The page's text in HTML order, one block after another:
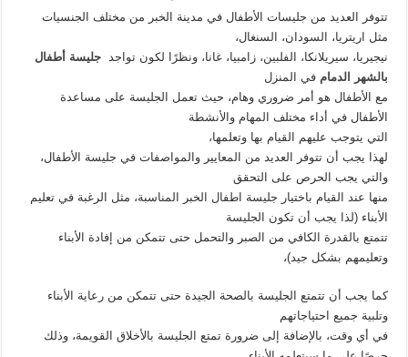
تتوفر العديد من جليسات الأطفال في مدينة الخبر من مختلف الجنسيات
مثل اريتريا، السودان، السنغال،
نيجيريا، سيريلانكا، الفلبين، زامبيا، غانا، ونظرًا لكون تواجد جليسة أطفال
بالشهر الدمام في المنزل
مع الأطفال هو أمر ضروري وهام، حيث تعمل الجليسة على مساعدة
الأطفال في أداء مختلف المهام والأنشطة
التي يتوجب عليهم القيام بها وتعلمها،
لهذا يجب أن تتوفر العديد من المعايير والمواصفات في جليسة الأطفال،
والتي يجب الحرص على التحقق
منها عند القيام باختيار جليسة اطفال الخبر المناسبة، مثل الرغبة في تعليم
الأبناء (لذا يجب أن تكون الجليسة
تتمتع بالقدرة الكافي من الصبر والتحمل حتى تتمكن من إفادة الأبناء
وتعليمهم بشكل جيد)،
كما يجب أن تتمتع الجليسة بالصحة الجيدة حتى تتمكن من رعاية الأبناء
وتلبية جميع احتياجاتهم
في أي وقت، بالإضافة إلى ضرورة تمتع الجليسة بالأخلاق القويمة، وذلك